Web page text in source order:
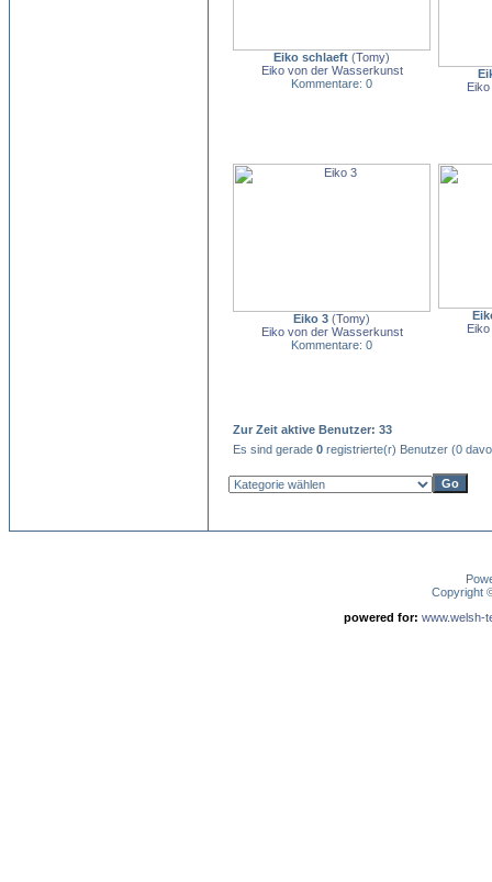
Eiko schlaeft (Tomy)
Eiko von der Wasserkunst
Kommentare: 0
Eiko 3 (Tomy)
Eiko von der Wasserkunst
Kommentare: 0
Zur Zeit aktive Benutzer: 33
Es sind gerade 0 registrierte(r) Benutzer (0
Copyright
powered for: www.welsh-